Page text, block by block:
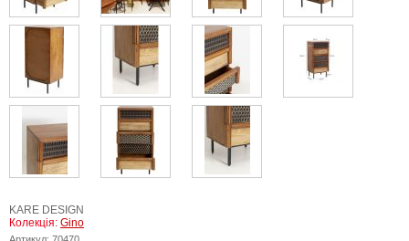
KARE DESIGN
Колекція: Gino